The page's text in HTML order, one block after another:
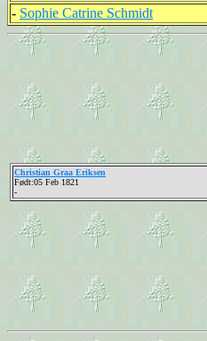
- Sophie Catrine Schmidt
Christian Graa Eriksen
Født:05 Feb 1821
-